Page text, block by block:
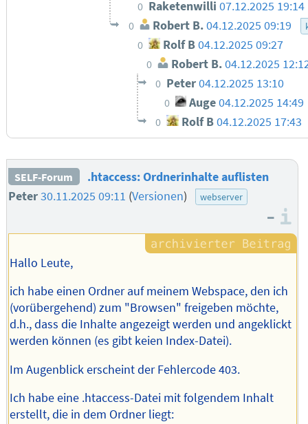
0 Raketenwilli 07.12.2025 19:14
0 Robert B.04.12.2025 09:19
0 Rolf B04.12.2025 09:27
0 Robert B.04.12.2025
0 Peter04.12.2025 13:10
0 Auge04.12.2025 14:49
0 Rolf B04.12.2025 17:43
SELF-Forum
.htaccess: Ordnerinhalte auflisten
Peter30.11.2025 09:11 (Versionen) webserver
–
Hallo Leute,
ich habe einen Ordner auf meinem Webspace, den ich
(vorübergehend) zum "Browsen" freigeben möchte,
d.h., dass die Inhalte angezeigt werden und angeklickt
werden können (es gibt keien Index-Datei).
Im Augenblick erscheint der Fehlercode 403.
Ich habe eine .htaccess-Datei mit folgendem Inhalt
erstellt, die in dem Ordner liegt: